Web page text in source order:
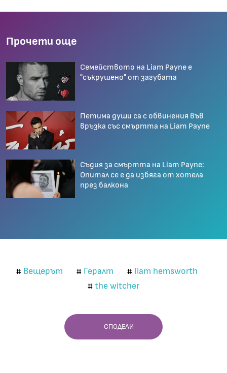
Прочети още
Семейството на Liam Payne е
"съкрушено" от загубата
Петима души са с обвинения във
връзка със смъртта на Liam Payne
Съдия за смъртта на Liam Payne:
Опитал се е да избяга от хотела
през балкона
# Вещерът # Гералт # liam hemsworth
# the witcher
СПОДЕЛИ